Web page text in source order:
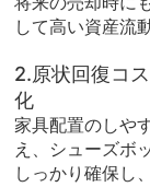
して高い資産流
2.原状回復コ
化
家具配置のしや
え、シューズボ
しっかり確保し